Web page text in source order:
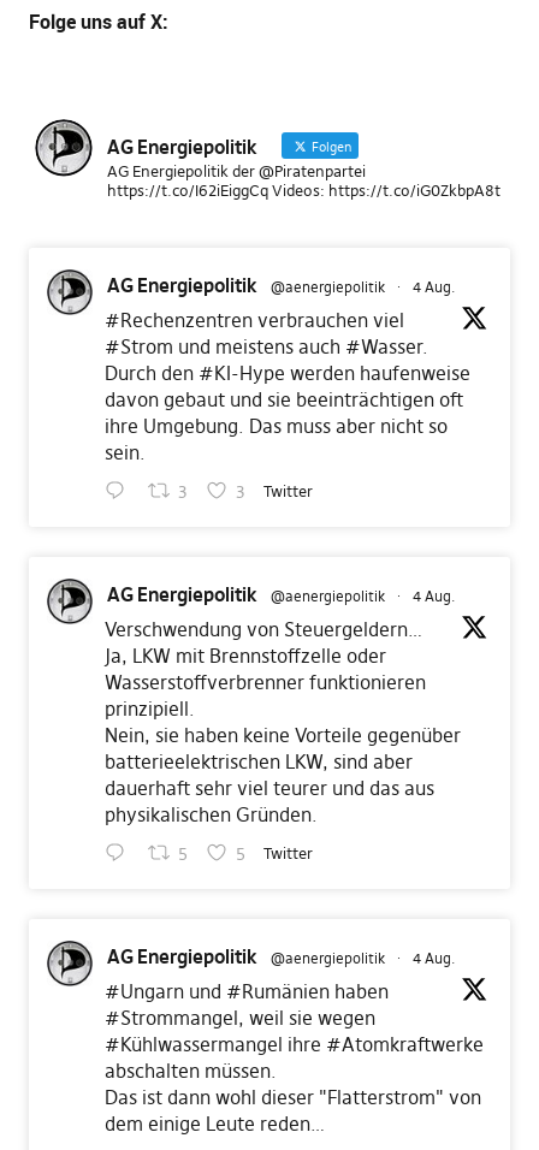
Folge unsauf X:
AG Energiepolitik Folgen
AG Energiepolitik der @Piratenpartei
https://t.co/I62iEiggCq Videos: https://t.co/iG0ZkbpA8t
AG Energiepolitik @aenergiepolitik · 4 Aug.
#Rechenzentrenverbrauchen viel
#Strom und meistens auch #Wasser.
Durch den #KI-Hype werden haufenweise
davon gebaut und sie beeinträchtigen oft
ihre Umgebung. Das muss aber nicht so
sein.
3 3 Twitter
AG Energiepolitik @aenergiepolitik · 4 Aug.
Verschwendung von Steuergeldern…
Ja, LKW mit Brennstoffzelle oder
Wasserstoffverbrenner funktionieren
prinzipiell.
Nein, sie haben keine Vorteile gegenüber
batterieelektrischen LKW, sind aber
dauerhaft sehr viel teurer und das aus
physikalischen Gründen.
5 5 Twitter
AG Energiepolitik @aenergiepolitik · 4 Aug.
#Ungarnund #Rumänienhaben
#Strommangel, weil sie wegen
#Kühlwassermangel ihre #Atomkraftwerke
abschalten müssen.
Das ist dann wohl dieser "Flatterstrom" von
dem einige Leute reden…